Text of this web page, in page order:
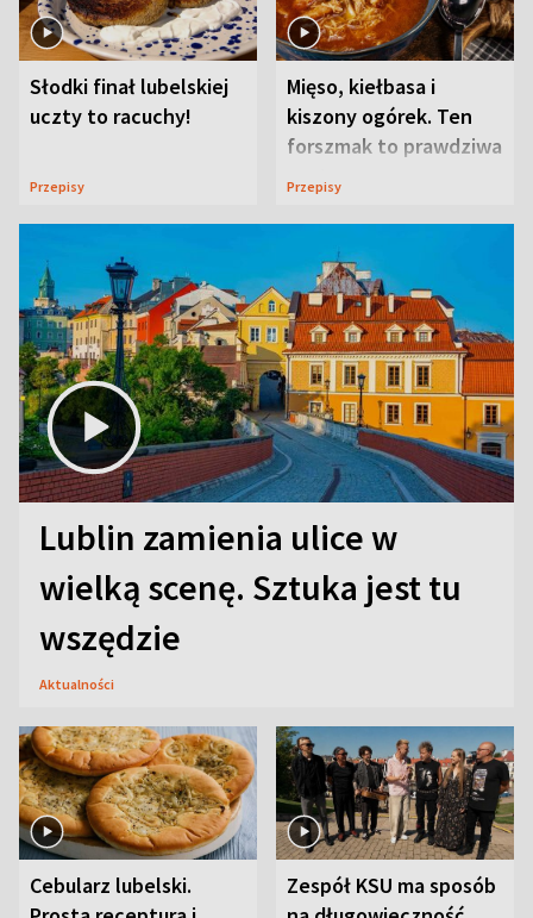
Słodki finał lubelskiej
uczty to racuchy!
Przepisy
Mięso, kiełbasa i
kiszony ogórek. Ten
forszmak to prawdziwa
uczta
Przepisy
Lublin zamienia ulice w
wielką scenę. Sztuka jest tu
wszędzie
Aktualności
Cebularz lubelski.
Zespół KSU ma sposób